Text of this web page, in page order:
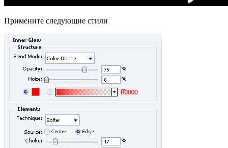
Примените следующие стили